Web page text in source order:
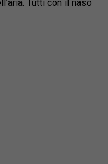
Tutti con il naso